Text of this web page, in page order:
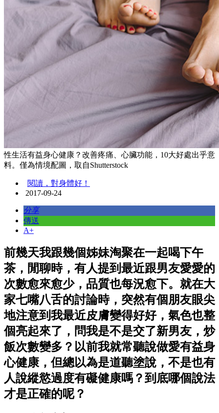
性生活有益身心健康？改善疼痛、心臟功能，10大好處出乎意
料。僅為情境配圖，取自Shutterstock
閱讀，對身體好！
2017-09-24
分享
傳送
A+
前幾天我跟幾個姊妹淘聚在一起喝下午
茶，閒聊時，有人提到最近跟男友愛愛的
次數愈來愈少，品質也每況愈下。就在大
家七嘴八舌的討論時，突然有個朋友眼尖
地注意到我最近皮膚變得好好，氣色也整
個亮起來了，問我是不是交了新男友，炒
飯次數變多？以前我就常聽說做愛有益身
心健康，但總以為是道聽塗說，不是也有
人說縱慾過度有礙健康嗎？到底哪個說法
才是正確的呢？